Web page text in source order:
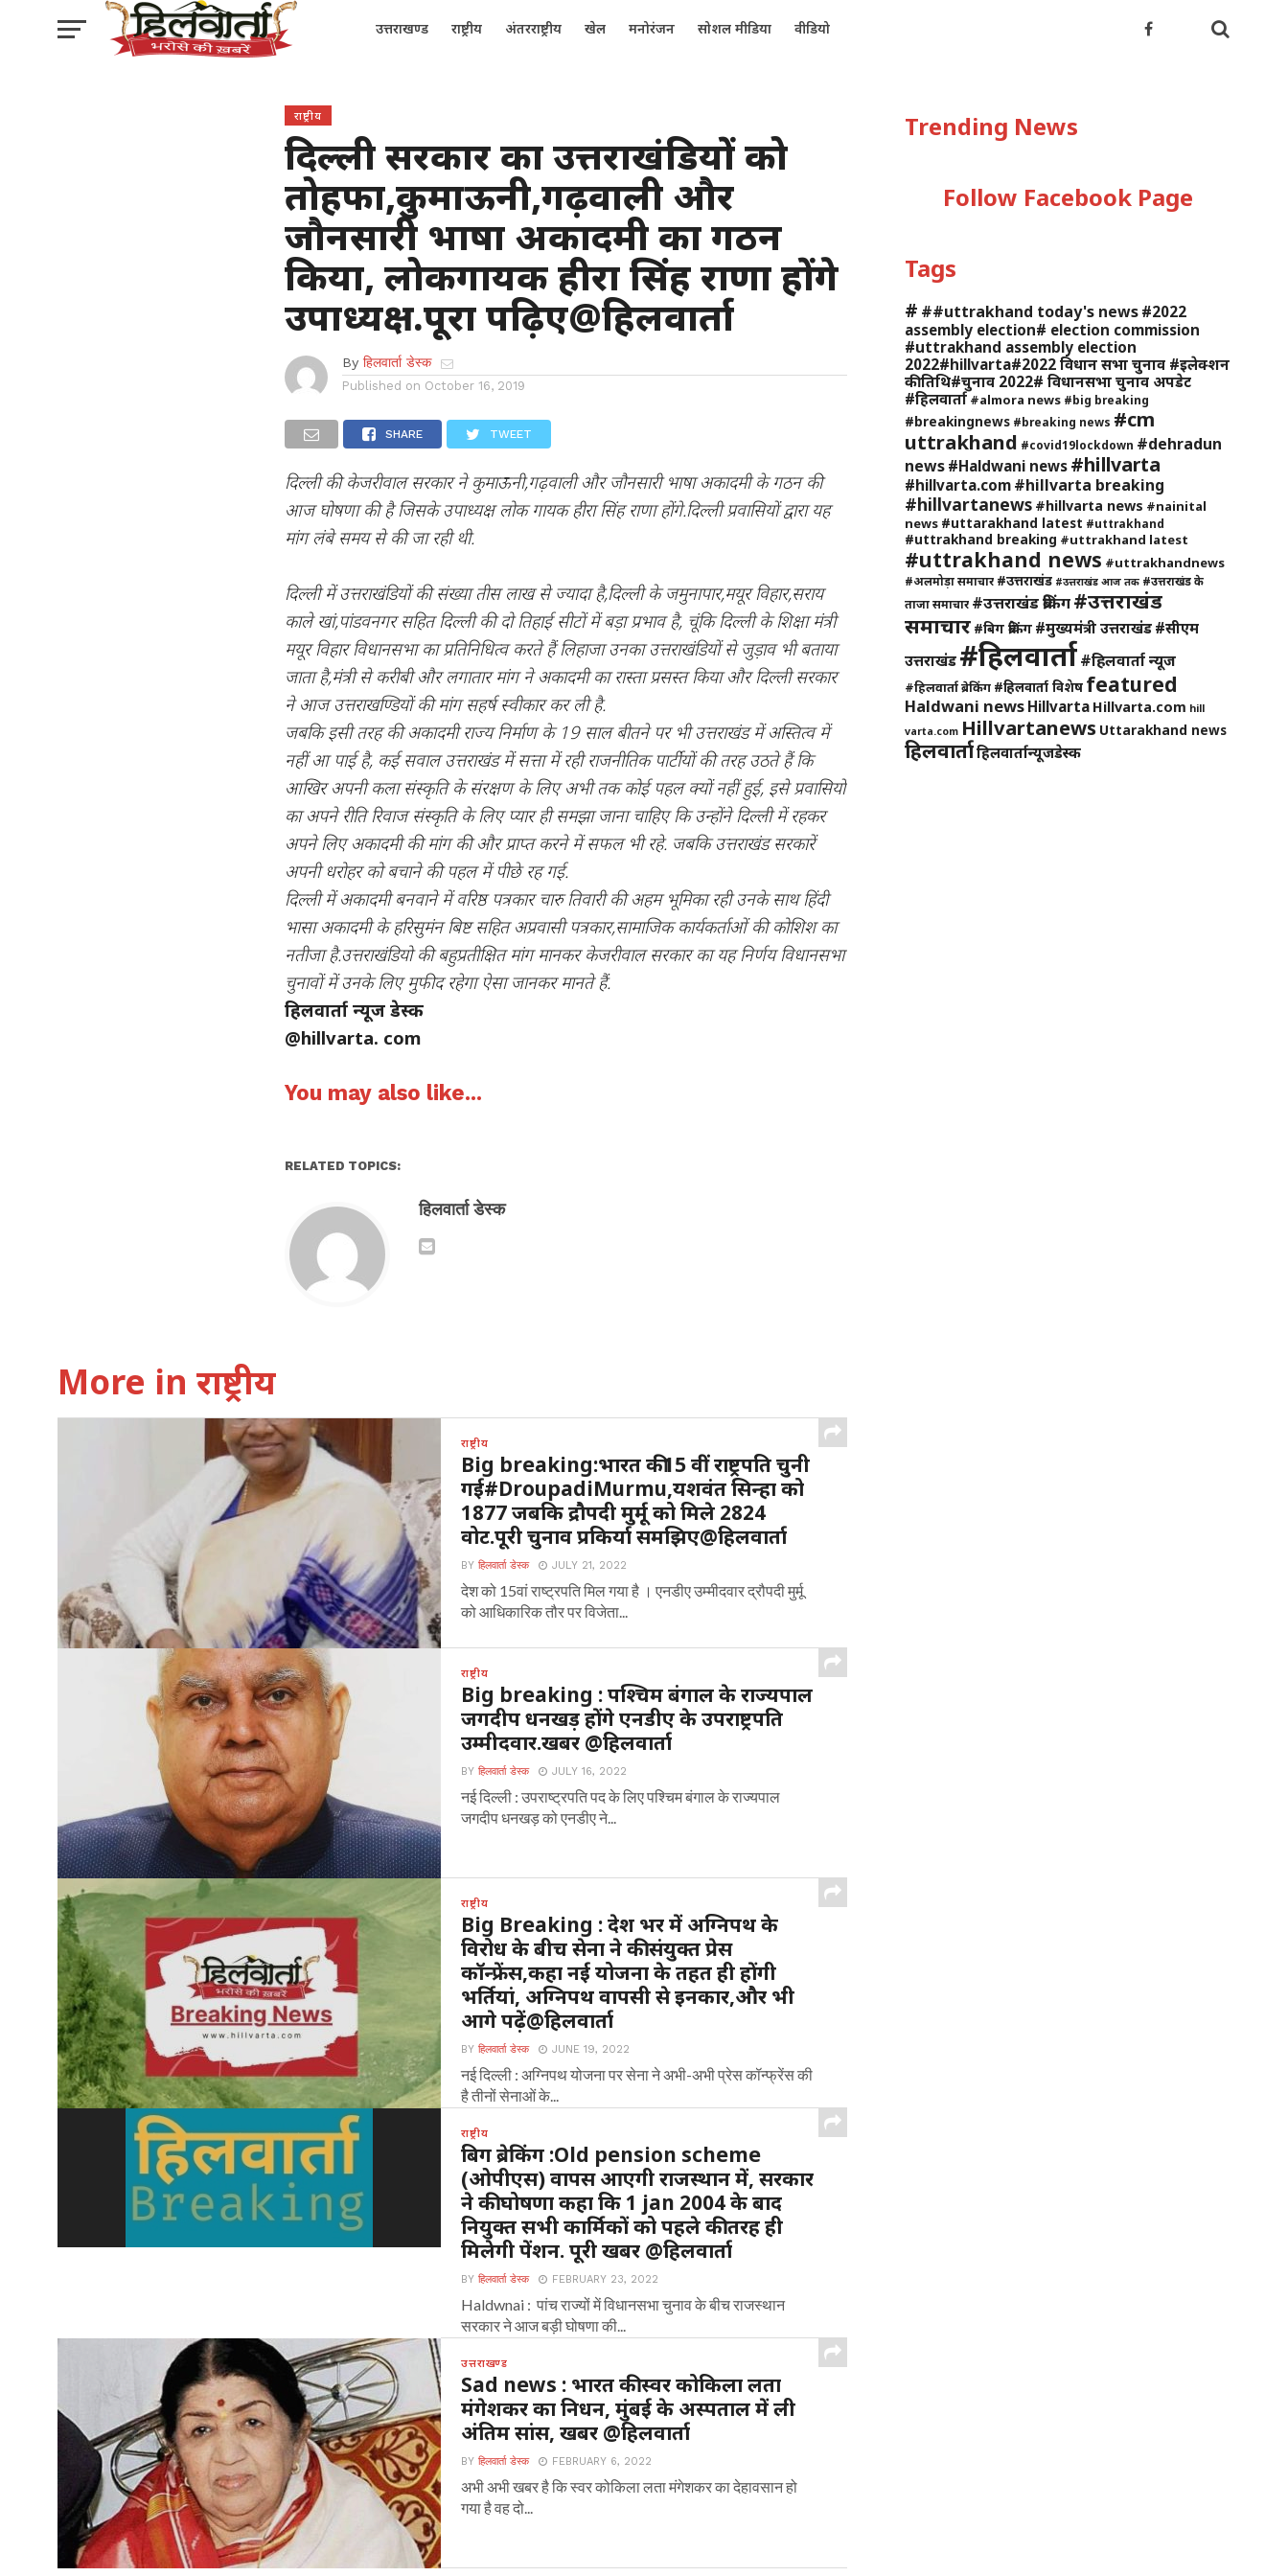
उत्तराखण्ड राष्ट्रीय अंतरराष्ट्रीय खेल मनोरंजन सोशल मीडिया वीडियो
राष्ट्रीय
दिल्ली सरकार का उत्तराखंडियों को
तोहफा,कुमाऊनी,गढ़वाली और
जौनसारी भाषा अकादमी का गठन
किया, लोकगायक हीरा सिंह राणा होंगे
उपाध्यक्ष.पूरा पढ़िए@हिलवार्ता
By हिलवार्ता डेस्क
Published on October 16, 2019
SHARE TWEET
दिल्ली की केजरीवाल सरकार ने कुमाऊनी,गढ़वाली और जौनसारी भाषा अकादमी के गठन की
आज घोषणा की है जिसके उपाध्यक्ष लोक गायक हीरा सिंह राणा होंगे.दिल्ली प्रवासियों द्वारा यह
मांग लंबे समय से की जा रही थी.
दिल्ली में उत्तराखंडियों की संख्या तीस लाख से ज्यादा है,दिल्ली के जमुनापार,मयूर विहार,सराय
काले खां,पांडवनगर सहित दिल्ली की दो तिहाई सीटों में बड़ा प्रभाव है, चूंकि दिल्ली के शिक्षा मंत्री
मयूर विहार विधानसभा का प्रतिनिधित्व करते हैं लिहाजा उनका उत्तराखंडियों से जुड़ाव भी बताया
जाता है,मंत्री से करीबी और लगातार मांग ने अकादमी का रास्ता प्रसस्त किया और दिल्ली सरकार
ने आज उत्तराखण्डियों की मांग सहर्ष स्वीकार कर ली है.
जबकि इसी तरह की अकादमी राज्य निर्माण के 19 साल बीतने पर भी उत्तराखंड में अस्तित्व में
नहीं आ पाई है, कई सवाल उत्तराखंड में सत्ता में रही राजनीतिक पार्टीयों की तरह उठते हैं कि
आखिर अपनी कला संस्कृति के संरक्षण के लिए अभी तक कोई पहल क्यों नहीं हुई, इसे प्रवासियों
का अपने रीति रिवाज संस्कृति के लिए प्यार ही समझा जाना चाहिए कि उन्होंने दिल्ली में रहकर
अपने लिए अकादमी की मांग की और प्राप्त करने में सफल भी रहे. जबकि उत्तराखंड सरकारें
अपनी धरोहर को बचाने की पहल में पीछे रह गई.
दिल्ली में अकादमी बनवाने में वरिष्ठ पत्रकार चारु तिवारी की अहम भूमिका रही उनके साथ हिंदी
भासा अकादमी के हरिसुमंन बिष्ट सहित अप्रवासी पत्रकार,सामाजिक कार्यकर्ताओं की कोशिश का
नतीजा है.उत्तराखंडियो की बहुप्रतीक्षित मांग मानकर केजरीवाल सरकार का यह निर्णय विधानसभा
चुनावों में उनके लिए मुफीद रहेगा ऐसा जानकर मानते हैं.
हिलवार्ता न्यूज डेस्क
@hillvarta. com
You may also like...
RELATED TOPICS:
हिलवार्ता डेस्क
More in राष्ट्रीय
राष्ट्रीय
Big breaking:भारत की15 वीं राष्ट्रपति चुनी
गई#DroupadiMurmu,यशवंत सिन्हा को
1877 जबकि द्रौपदी मुर्मू को मिले 2824
वोट.पूरी चुनाव प्रकिर्या समझिए@हिलवार्ता
BYहिलवार्ता डेस्क JULY 21, 2022
देश को 15वां राष्ट्रपति मिल गया है । एनडीए उम्मीदवार द्रौपदी मुर्मू
को आधिकारिक तौर पर विजेता...
राष्ट्रीय
Big breaking : पश्चिम बंगाल के राज्यपाल
जगदीप धनखड़ होंगे एनडीए के उपराष्ट्रपति
उम्मीदवार.खबर @हिलवार्ता
BYहिलवार्ता डेस्क JULY 16, 2022
नई दिल्ली : उपराष्ट्रपति पद के लिए पश्चिम बंगाल के राज्यपाल
जगदीप धनखड़ को एनडीए ने...
राष्ट्रीय
Big Breaking : देश भर में अग्निपथ के
विरोध के बीच सेना ने की संयुक्त प्रेस
कॉन्फ्रेंस,कहा नई योजना के तहत ही होंगी
भर्तियां, अग्निपथ वापसी से इनकार,और भी
आगे पढ़ें@हिलवार्ता
BYहिलवार्ता डेस्क JUNE 19, 2022
नई दिल्ली : अग्निपथ योजना पर सेना ने अभी-अभी प्रेस कॉन्फ्रेंस की
है तीनों सेनाओं के...
राष्ट्रीय
बिग ब्रेकिंग :Old pension scheme
(ओपीएस) वापस आएगी राजस्थान में, सरकार
ने की घोषणा कहा कि 1 jan 2004 के बाद
नियुक्त सभी कार्मिकों को पहले की तरह ही
मिलेगी पेंशन. पूरी खबर @हिलवार्ता
BYहिलवार्ता डेस्क FEBRUARY 23, 2022
Haldwnai : पांच राज्यों में विधानसभा चुनाव के बीच राजस्थान
सरकार ने आज बड़ी घोषणा की...
उत्तराखण्ड
Sad news : भारत की स्वर कोकिला लता
मंगेशकर का निधन, मुंबई के अस्पताल में ली
अंतिम सांस, खबर @हिलवार्ता
BYहिलवार्ता डेस्क FEBRUARY 6, 2022
अभी अभी खबर है कि स्वर कोकिला लता मंगेशकर का देहावसान हो
गया है वह दो...
Trending News
Follow Facebook Page
Tags
# ##uttrakhand today's news #2022
assembly election# election commission
#uttrakhand assembly election
2022#hillvarta#2022 विधान सभा चुनाव #इलेक्शन
की तिथि#चुनाव 2022# विधानसभा चुनाव अपडेट
#हिलवार्ता #almora news #big breaking
#breakingnews #breaking news #cm
uttrakhand #covid19lockdown #dehradun
news #Haldwani news #hillvarta
#hillvarta.com #hillvarta breaking
#hillvartanews #hillvarta news #nainital
news #uttarakhand latest #uttrakhand
#uttrakhand breaking #uttrakhand latest
#uttrakhand news #uttrakhandnews
#अलमोड़ा समाचार #उत्तराखंड #उत्तराखंड आज तक #उत्तराखंड के
ताजा समाचार #उत्तराखंड ब्रेकिंग#उत्तराखंड
समाचार #बिग ब्रेकिंग #मुख्यमंत्री उत्तराखंड #सीएम
उत्तराखंड #हिलवार्ता#हिलवार्ता न्यूज
#हिलवार्ता ब्रेकिंग #हिलवार्ता विशेष featured
Haldwani news Hillvarta Hillvarta.com hill
varta.com Hillvartanews Uttarakhand news
हिलवार्ताहिलवार्तान्यूजडेस्क